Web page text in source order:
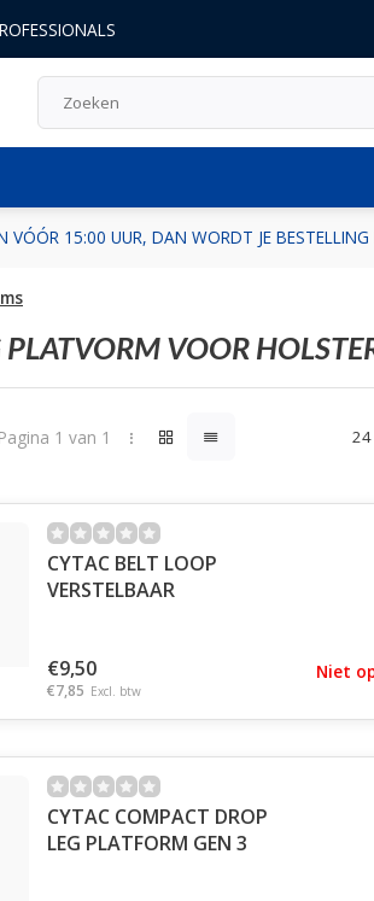
VÓÓR 15:00 UUR, DAN WORDT JE
PLATVORM VOOR
Pagina 1 van 1
CYTAC BELT LOOP
VERSTELBAAR
€9,50
€7,85 Excl. btw
Niet
CYTAC COMPACT DROP
LEG PLATFORM GEN 3